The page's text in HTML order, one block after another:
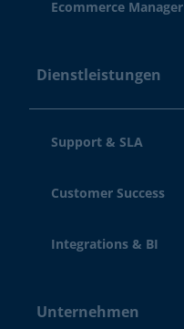
Ecommerce Manager
Dienstleistungen
Support & SLA
Customer Success
Integrations & BI
Unternehmen